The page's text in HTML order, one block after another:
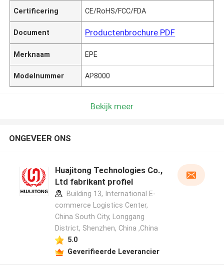
Certificering CE/RoHS/FCC/FDA
Document Productenbrochure PDF
Merknaam EPE
Modelnummer AP8000
Bekijk meer
ONGEVEER ONS
Huajitong Technologies Co.,
Ltd fabrikant profiel
Building 13, International E-
commerce Logistics Center,
China South City, Longgang
District, Shenzhen, China ,China
5.0
Geverifieerde Leverancier